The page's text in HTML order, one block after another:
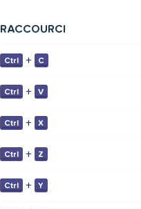
RACCOURCI
Ctrl + C
Ctrl + V
Ctrl + X
Ctrl + Z
Ctrl + Y